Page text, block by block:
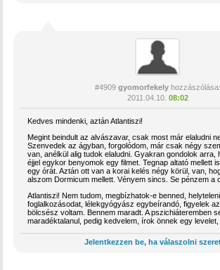
#4909 gyomorfekelyhozzászólása:
2011.04.10. 08:02
Kedves mindenki, aztán Atlantiszi!
Megint beindult az alvászavar, csak most már elaludni
Szenvedek az ágyban, forgolódom, már csak négy
van, anélkül alig tudok elaludni. Gyakran gondolok arra,
éjjel egykor benyomok egy filmet. Tegnap altató mellett
egy órát. Aztán ott van a korai kelés négy körül, van,
alszom Dormicum mellett. Vényem sincs. Se pénzem a
Atlantiszi! Nem tudom, megbízhatok-e benned,
foglalkozásodat, lélekgyógyász egybeírandó, figyelek az
bölcsész voltam. Bennem maradt. A pszichiáteremben
maradéktalanul, pedig kedvelem, írok önnek egy levelet,
Jelentkezzen be, ha válaszolni